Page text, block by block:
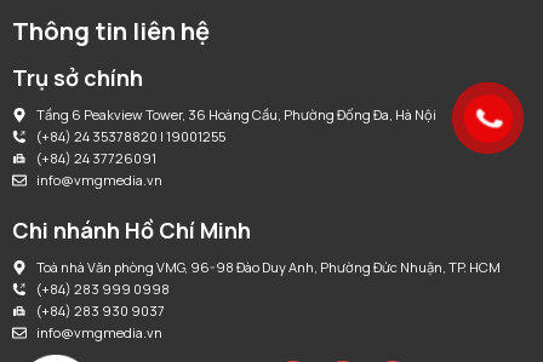
Thông tin liên hệ
Trụ sở chính
Tầng 6 Peakview Tower, 36 Hoàng Cầu, Phường Đống Đa, Hà Nội
(+84) 24 35378820 | 19001255
(+84) 24 37726091
info@vmgmedia.vn
Chi nhánh Hồ Chí Minh
Toà nhà Văn phòng VMG, 96-98 Đào Duy Anh, Phường Đức Nhuận, TP. HCM
(+84) 283 999 0998
(+84) 283 930 9037
info@vmgmedia.vn